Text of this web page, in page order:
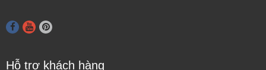
Hỗ trợ khách hàng